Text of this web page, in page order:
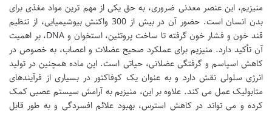
منیزیم، این عنصر معدنی ضروری، به حق یکی از مهم ترین مواد مغذی برای
بدن انسان است. حضور آن در بیش از 300 واکنش بیوشیمیایی، از تنظیم
قند خون و فشار خون گرفته تا ساخت پروتئین، استخوان و DNA، بر اهمیت
آن تأکید دارد. منیزیم برای عملکرد صحیح عضلات و اعصاب، به خصوص در
کاهش اسپاسم و گرفتگی عضلانی، حیاتی است. این ماده همچنین در تولید
انرژی سلولی نقش دارد و به عنوان یک کوفاکتور در بسیاری از فرآیندهای
متابولیک عمل می کند. علاوه بر این، منیزیم به آرامش سیستم عصبی کمک
کرده و می تواند در کاهش استرس، بهبود علائم افسردگی و به طور قابل